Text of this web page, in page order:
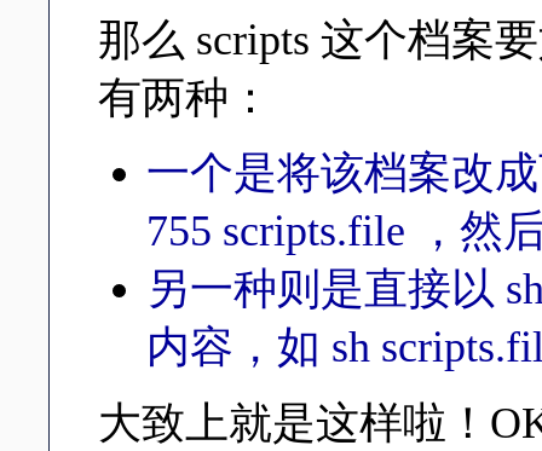
那么 scripts 这个档案
有两种：
一个是将该档案改
755 scripts.file
，然
另一种则是直接以
内容，如 sh
大致上就是这样啦！